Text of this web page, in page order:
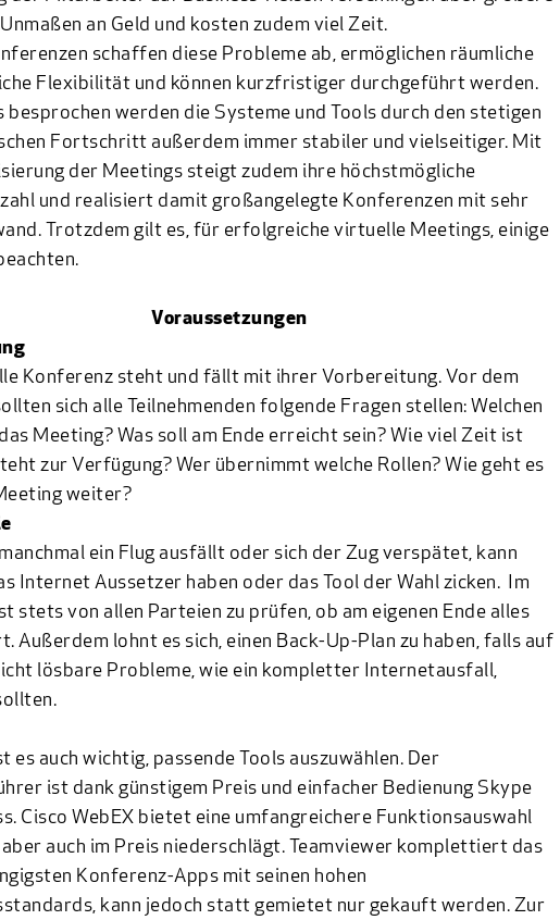
an Geld und kosten zudem viel Zeit.
schaffen diese Probleme ab, ermöglichen räumliche
Flexibilität und können kurzfristiger durchgeführt werden.
besprochen werden die Systeme und Tools durch den stetigen
Fortschritt außerdem immer stabiler und vielseitiger. Mit
der Meetings steigt zudem ihre höchstmögliche
und realisiert damit großangelegte Konferenzen mit sehr
Trotzdem gilt es, für erfolgreiche virtuelle Meetings, einige
Voraussetzungen
Konferenz steht und fällt mit ihrer Vorbereitung. Vor dem
sich alle Teilnehmenden folgende Fragen stellen: Welchen
Meeting? Was soll am Ende erreicht sein? Wie viel Zeit ist
zur Verfügung? Wer übernimmt welche Rollen? Wie geht es
weiter?
ein Flug ausfällt oder sich der Zug verspätet, kann
Internet Aussetzer haben oder das Tool der Wahl zicken. Im
stets von allen Parteien zu prüfen, ob am eigenen Ende alles
Außerdem lohnt es sich, einen Back-Up-Plan zu haben, falls auf
lösbare Probleme, wie ein kompletter Internetausfall,
es auch wichtig, passende Tools auszuwählen. Der
ist dank günstigem Preis und einfacher Bedienung Skype
. Cisco WebEX bietet eine umfangreichere Funktionsauswahl
aber auch im Preis niederschlägt. Teamviewer komplettiert das
Konferenz-Apps mit seinen hohen
kann jedoch statt gemietet nur gekauft werden. Zur